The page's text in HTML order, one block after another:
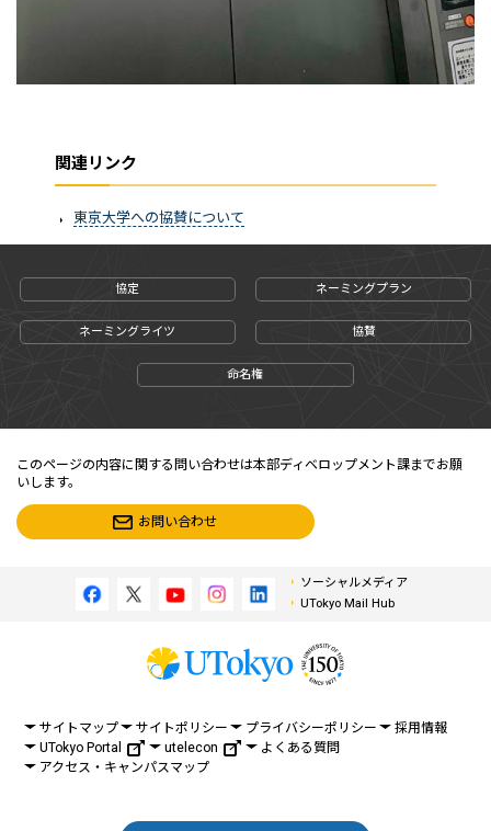
関連リンク
東京大学への協賛について
協定 ネーミングプラン
ネーミングライツ 協賛
命名権
このページの内容に関する問い合わせは本部ディベロップメント課までお願
いします。
お問い合わせ
ソーシャルメディア
UTokyo Mail Hub
サイトマップ サイトポリシー プライバシーポリシー
採用情報
UTokyo Portal
utelecon
よくある質問
アクセス・キャンパスマップ